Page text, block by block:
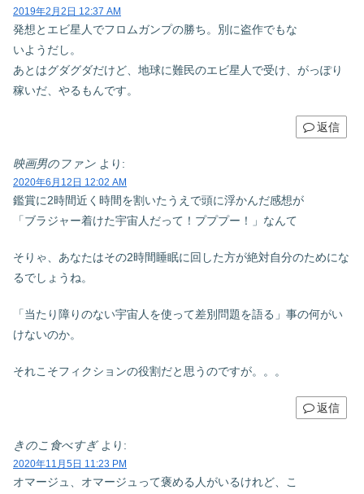
2019年2月2日 12:37 AM
発想とエビ星人でフロムガンプの勝ち。別に盗作でもな
いようだし。
あとはグダグダだけど、地球に難民のエビ星人で受け、がっぽり
稼いだ、やるもんです。
返信
映画男のファン より:
2020年6月12日 12:02 AM
鑑賞に2時間近く時間を割いたうえで頭に浮かんだ感想が
「ブラジャー着けた宇宙人だって！プププー！」なんて
そりゃ、あなたはその2時間睡眠に回した方が絶対自分のためにな
るでしょうね。
「当たり障りのない宇宙人を使って差別問題を語る」事の何がい
けないのか。
それこそフィクションの役割だと思うのですが。。。
返信
きのこ食べすぎ より:
2020年11月5日 11:23 PM
オマージュ、オマージュって褒める人がいるけれど、こ